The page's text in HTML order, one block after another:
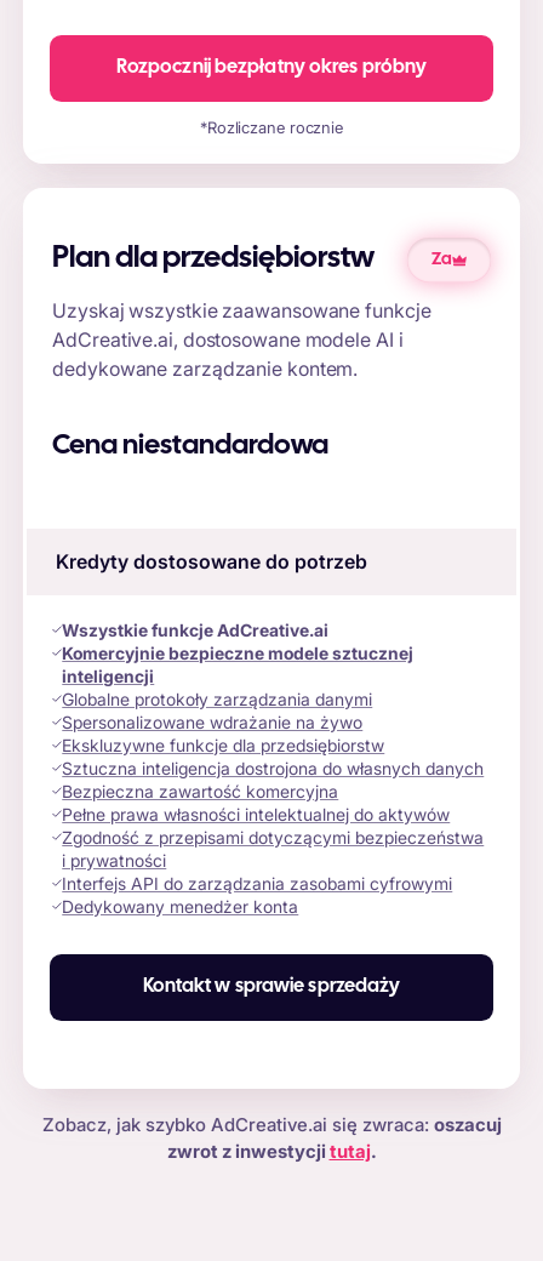
Rozpocznij bezpłatny okres próbny
*Rozliczane rocznie
Plan dla przedsiębiorstw Za
Uzyskaj wszystkie zaawansowane funkcje
AdCreative.ai, dostosowane modele AI i
dedykowane zarządzanie kontem.
Cena niestandardowa
Kredyty dostosowane do potrzeb
Wszystkie funkcje AdCreative.ai
Komercyjnie bezpieczne modele sztucznej
inteligencji
Globalne protokoły zarządzania danymi
Spersonalizowane wdrażanie na żywo
Ekskluzywne funkcje dla przedsiębiorstw
Sztuczna inteligencja dostrojona do własnych danych
Bezpieczna zawartość komercyjna
Pełne prawa własności intelektualnej do aktywów
Zgodność z przepisami dotyczącymi bezpieczeństwa
i prywatności
Interfejs API do zarządzania zasobami cyfrowymi
Dedykowany menedżer konta
Kontakt w sprawie sprzedaży
Zobacz, jak szybko AdCreative.ai się zwraca: oszacuj
zwrot z inwestycji tutaj.